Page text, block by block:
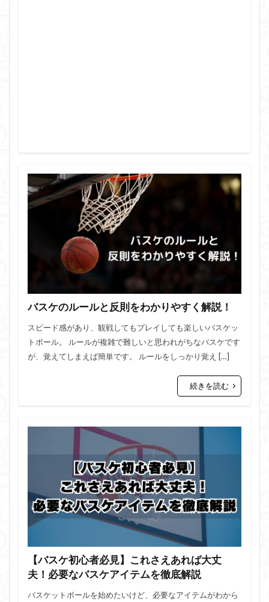
バスケのルールと反則をわかりやすく解説！
スピード感があり、観戦してもプレイしても楽しいバスケッ
トボール。 ルールが複雑で難しいと思われがちなバスケです
が、覚えてしまえば簡単です。 ルールをしっかり覚え […]
続きを読む
【バスケ初心者必見】これさえあれば大丈
夫！必要なバスケアイテムを徹底解説
バスケットボールを始めたいけど、必要なアイテムがわから